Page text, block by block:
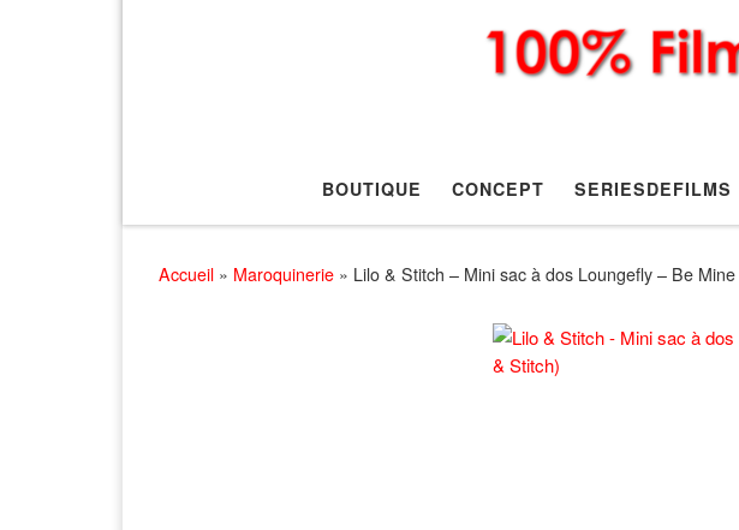
BOUTIQUE CONCEPT SERIESDEFILMS
Accueil » Maroquinerie » Lilo & Stitch – Mini sac à dos Loungefly – Be